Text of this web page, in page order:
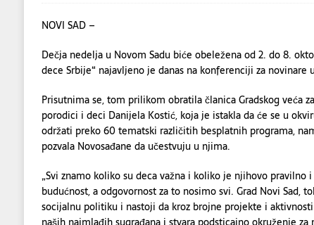
NOVI SAD –
Dečja nedelja u Novom Sadu biće obeležena od 2. do 8.
dece Srbije“ najavljeno je danas na konferenciji za novinare
Prisutnima se, tom prilikom obratila članica Gradskog veća
porodici i deci Danijela Kostić, koja je istakla da će se u
održati preko 60 tematski različitih besplatnih programa,
pozvala Novosađane da učestvuju u njima.
„Svi znamo koliko su deca važna i koliko je njihovo pravilno
budućnost, a odgovornost za to nosimo svi. Grad Novi Sad,
socijalnu politiku i nastoji da kroz brojne projekte i